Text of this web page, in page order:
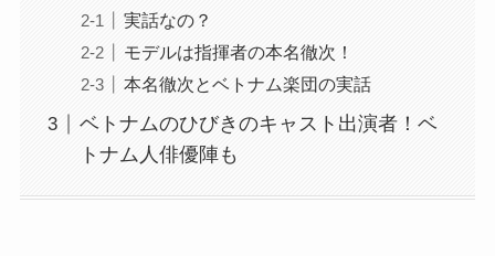
実話なの？
モデルは指揮者の本名徹次！
本名徹次とベトナム楽団の実話
ベトナムのひびきのキャスト出演者！ベ
トナム人俳優陣も